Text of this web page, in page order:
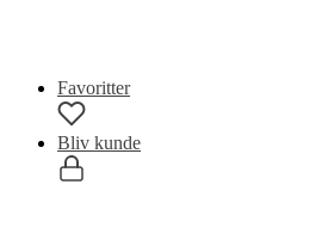
Favoritter
Bliv kunde